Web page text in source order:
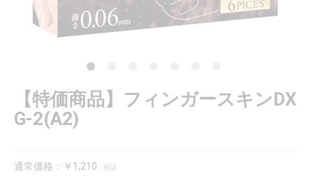
【特価商品】フィンガースキンDX
G-2(A2)
通常価格：￥1,210 税込